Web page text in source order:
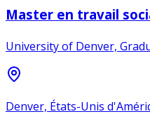
Master en travail
University of Denver,
Denver, États-Unis